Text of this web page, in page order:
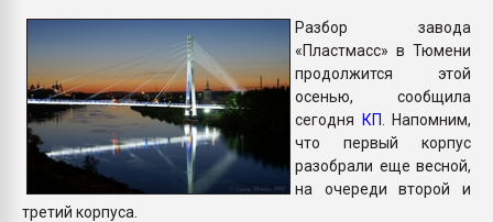
Разбор завода
«Пластмасс» в Тюмени
продолжится этой
осенью, сообщила
сегодня КП . Напомним,
что первый корпус
разобрали еще весной,
на очереди второй и
третий корпуса.